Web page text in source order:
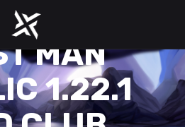
MAN
1.22.1